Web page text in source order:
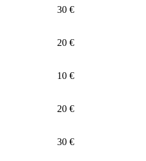
30 €
20 €
10 €
20 €
30 €